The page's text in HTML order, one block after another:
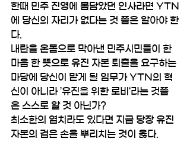
한때 민주 진영에 몸담았던 인사라면 YTN
에 당신의 자리가 없다는 것 쯤은 알아야 한
다.
내란을 온몸으로 막아낸 민주시민들이 한
마음 한 뜻으로 유진 자본 퇴출을 요구하는
마당에 당신이 맡게 될 임무가 YTN의 혁
신이 아니라 ’유진을 위한 로비‘라는 것쯤
은 스스로 알 것 아닌가?
최소한의 염치라도 있다면 지금 당장 유진
자본의 검은 손을 뿌리치는 것이 옳다.